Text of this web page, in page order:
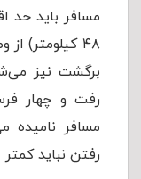
۴۸ کیلومتر)
برگشت نیز
رفت و چهار
مسافر نامیده
رفتن نباید